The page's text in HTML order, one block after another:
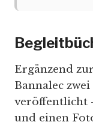
Ergänzend
Bannalec
veröffentlicht
und einen